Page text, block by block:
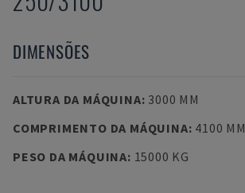
DIMENSÕES
ALTURA DA MÁQUINA: 3000 MM
COMPRIMENTO DA MÁQUINA: 4100 MM
PESO DA MÁQUINA: 15000 KG